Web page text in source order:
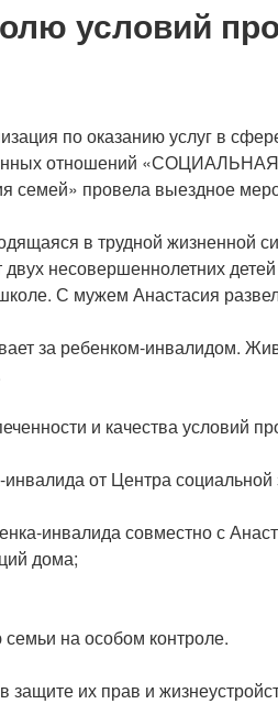
условий
по оказанию услуг в
отношений
семей» провела выездное
в трудной жизненной
несовершеннолетних
С мужем Анастасия
за ребенком-инвалидом.
и качества условий
от Центра
инвалида совместно с
дома;
на особом контроле.
их прав и